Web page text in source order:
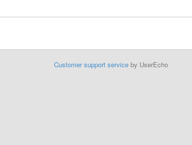
Customer support serviceby UserEcho